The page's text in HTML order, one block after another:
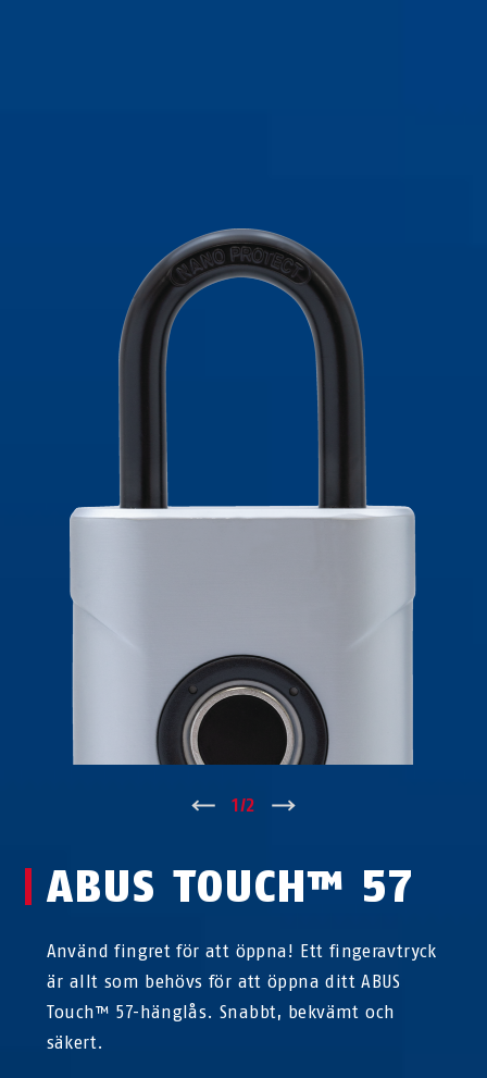
1/2
ABUS TOUCH™ 57
Använd fingret för att öppna! Ett fingeravtryck
är allt som behövs för att öppna ditt ABUS
Touch™ 57-hänglås. Snabbt, bekvämt och
säkert.